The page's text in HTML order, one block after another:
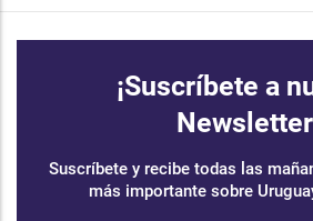
¡Suscríbete a
Suscríbete y recibe todas las
más importante sobre